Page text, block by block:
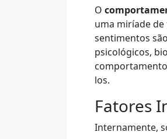
O
uma miríade
sentimentos
psicológicos,
los.
Fatores
Internamente,